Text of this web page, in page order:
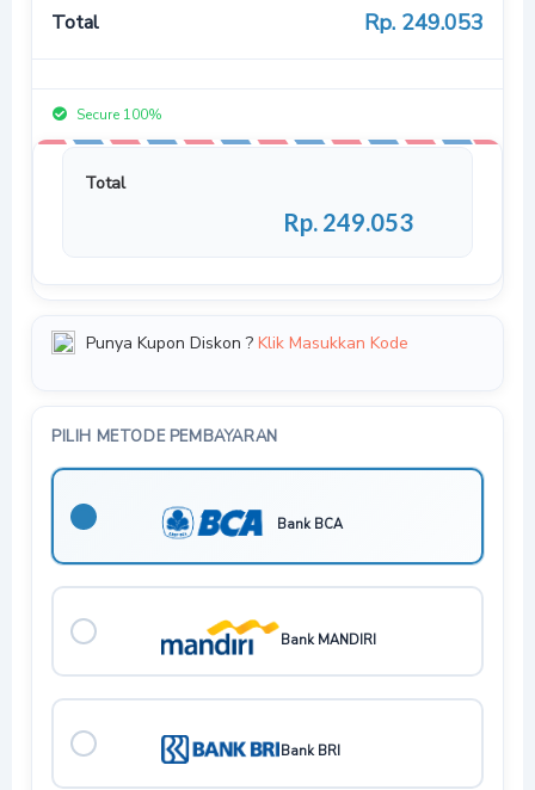
Total Rp. 249.053
Secure 100%
Total
Rp. 249.053
Punya Kupon Diskon ? Klik Masukkan Kode
PILIH METODE PEMBAYARAN
Bank BCA
Bank MANDIRI
Bank BRI